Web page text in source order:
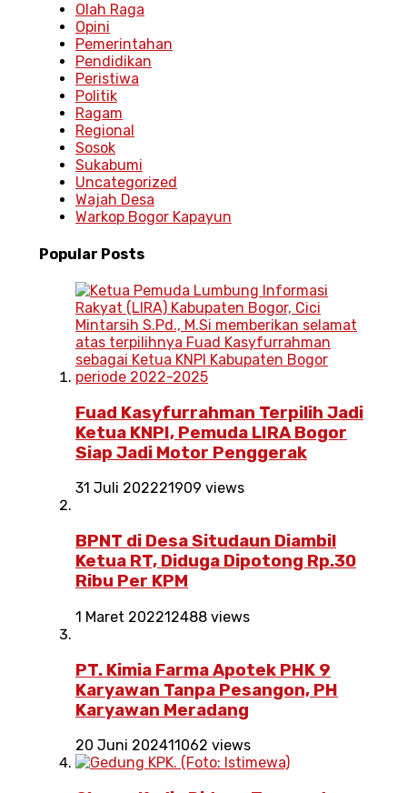
Olah Raga
Opini
Pemerintahan
Pendidikan
Peristiwa
Politik
Ragam
Regional
Sosok
Sukabumi
Uncategorized
Wajah Desa
Warkop Bogor Kapayun
Popular Posts
Fuad Kasyfurrahman Terpilih Jadi
Ketua KNPI, Pemuda LIRA Bogor
Siap Jadi Motor Penggerak
31 Juli 202221909 views
BPNT di Desa Situdaun Diambil
Ketua RT, Diduga Dipotong Rp.30
Ribu Per KPM
1 Maret 202212488 views
PT. Kimia Farma Apotek PHK 9
Karyawan Tanpa Pesangon, PH
Karyawan Meradang
20 Juni 202411062 views